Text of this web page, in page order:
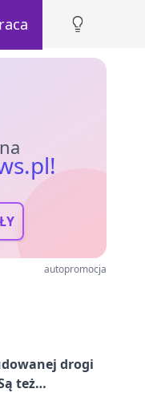
autopromocja
drogi
też